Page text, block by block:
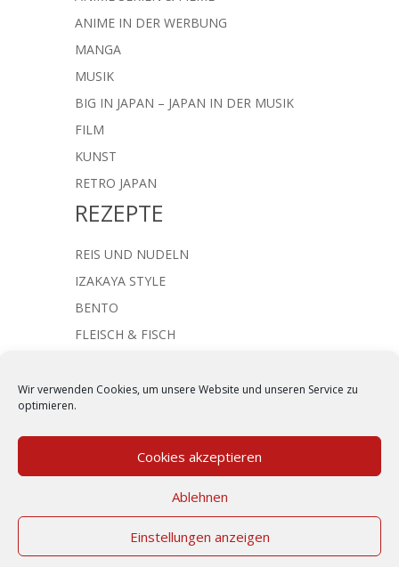
Wir verwenden Cookies, um unsere Website und unseren Service zu
optimieren.
Cookies akzeptieren
Ablehnen
Einstellungen anzeigen
ANIME IN DER WERBUNG
MANGA
MUSIK
BIG IN JAPAN – JAPAN IN DER MUSIK
FILM
KUNST
RETRO JAPAN
REZEPTE
REIS UND NUDELN
IZAKAYA STYLE
BENTO
FLEISCH & FISCH
NACHTISCH & SÜSSES
Kommentar absenden
Du musstangemeldetsein, um einen
Kommentar abzugeben.